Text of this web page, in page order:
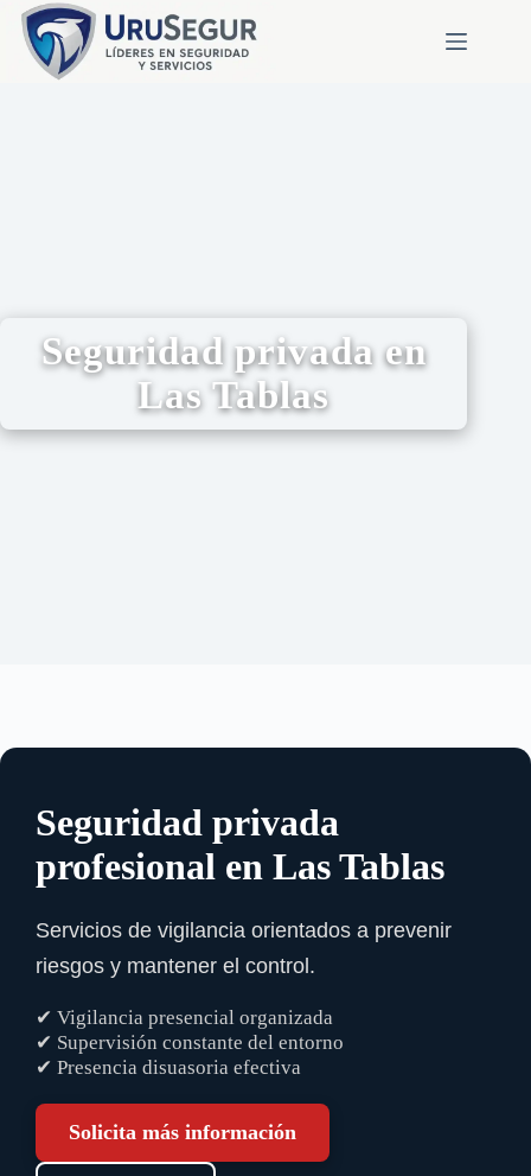
Seguridad privada en
Las Tablas
Seguridad privada
profesional en Las Tablas
Servicios de vigilancia orientados a prevenir
riesgos y mantener el control.
✔ Vigilancia presencial organizada
✔ Supervisión constante del entorno
✔ Presencia disuasoria efectiva
Solicita más información